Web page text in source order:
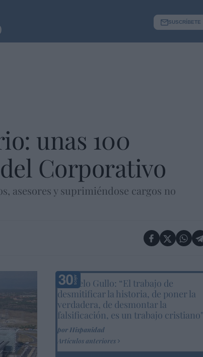
SUSCRÍBETE
unas 100
Corporativo
asesores y suprimiéndose cargos no
Marcelo Gullo: “El trabajo de
desmitificar la historia, de poner la
verdadera, de desmontar la
falsificación, es un trabajo cristiano"
por Hispanidad
Artículos anteriores